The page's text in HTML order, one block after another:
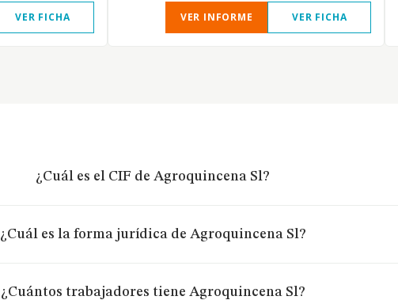
VER FICHA VER INFORME VER FICHA
¿Cuál es el CIF de Agroquincena Sl?
¿Cuál es la forma jurídica de Agroquincena Sl?
¿Cuántos trabajadores tiene Agroquincena Sl?